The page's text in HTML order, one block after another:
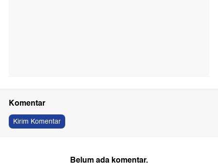
Komentar
Kirim Komentar
Belum ada komentar.